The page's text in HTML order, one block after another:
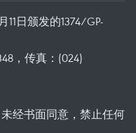
日颁发的1374/GP-
，传真：(024)
经书面同意，禁止任何